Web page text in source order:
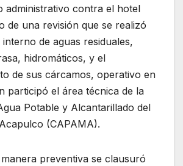
administrativo contra el hotel
de una revisión que se realizó
de aguas residuales,
hidromáticos, y el
de sus cárcamos, operativo en
participó el área técnica de la
Potable y Alcantarillado del
(CAPAMA).
preventiva se clausuró